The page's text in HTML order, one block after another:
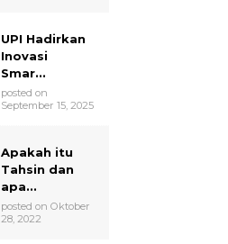
UPI Hadirkan
Inovasi
Smar...
posted on
September 15, 2025
Apakah itu
Tahsin dan
apa...
posted on Oktober
28, 2022